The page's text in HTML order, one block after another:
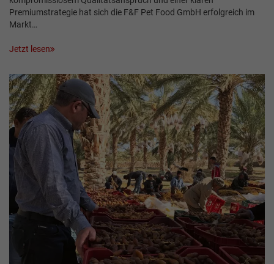
Premiumstrategie hat sich die F&F Pet Food GmbH erfolgreich im
Markt…
Jetzt lesen